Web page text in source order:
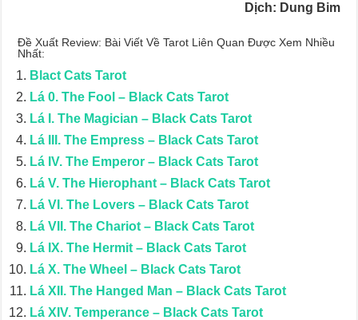
Dịch: Dung Bim
Đề Xuất Review: Bài Viết Về Tarot Liên Quan Được Xem Nhiều
Nhất:
Blact Cats Tarot
Lá 0. The Fool – Black Cats Tarot
Lá I. The Magician – Black Cats Tarot
Lá III. The Empress – Black Cats Tarot
Lá IV. The Emperor – Black Cats Tarot
Lá V. The Hierophant – Black Cats Tarot
Lá VI. The Lovers – Black Cats Tarot
Lá VII. The Chariot – Black Cats Tarot
Lá IX. The Hermit – Black Cats Tarot
Lá X. The Wheel – Black Cats Tarot
Lá XII. The Hanged Man – Black Cats Tarot
Lá XIV. Temperance – Black Cats Tarot